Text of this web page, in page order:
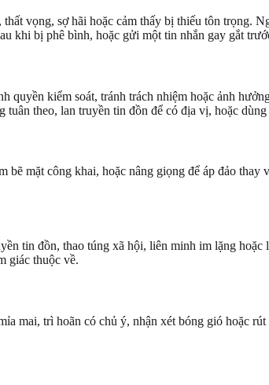
vọng, sợ hãi hoặc cảm thấy bị thiếu tôn trọng.
khi bị phê bình, hoặc gửi một tin nhắn gay gắt
kiểm soát, tránh trách nhiệm hoặc ảnh
theo, lan truyền tin đồn để có địa vị, hoặc
mặt công khai, hoặc nâng giọng để áp đảo
tin đồn, thao túng xã hội, liên minh im lặng
giác thuộc về.
mai, trì hoãn có chủ ý, nhận xét bóng gió hoặc